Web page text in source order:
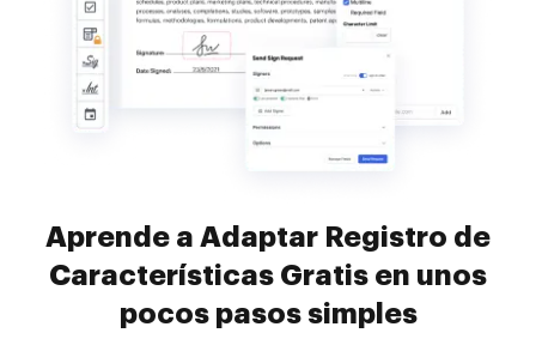
Aprende a Adaptar Registro de
Características Gratis en unos
pocos pasos simples